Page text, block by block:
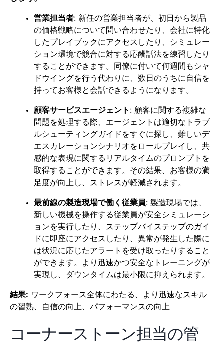
営業担当者: 新任の営業担当者が、初日から製品
の価格戦略について問い合わせたり、会社に特化
したプレイブックにアクセスしたり、シミュレー
ション環境で競合に対する応酬話法を練習したり
することができます。同僚に付いて何週間もシャ
ドウイングを行う代わりに、数日のうちに自信を
持ってお客様と会話できるようになります。
顧客サービスエージェント : 顧客に関する複雑な
問題を処理する際、エージェントは適切なトラブ
ルシューティングガイドをすぐに探し、難しいデ
エスカレーションシナリオをロールプレイし、共
感的な表現に関するリアルタイムのプロンプトを
取得することができます。その結果、お客様の満
足度が向上し、ストレスが軽減されます。
最前線の製造現場で働く従業員: 製造現場では、
新しい機械を操作する従業員が安全シミュレーシ
ョンを実行したり、ステップバイステップのガイ
ドに即座にアクセスしたり、異常が発生した際に
は状況に応じたアラートを受け取ったりすること
ができます。より迅速かつ安全なトレーニングが
実現し、ダウンタイムは最小限に抑えられます。
結果: ワークフォース全体にわたる、より迅速なスキル
の習熟、自信の向上、パフォーマンスの向上
コーナーストーン担当の管